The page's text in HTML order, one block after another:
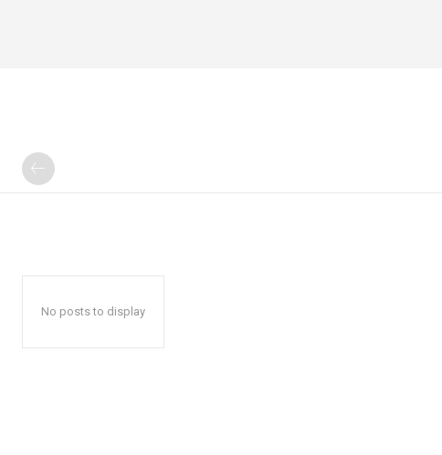
No posts to display